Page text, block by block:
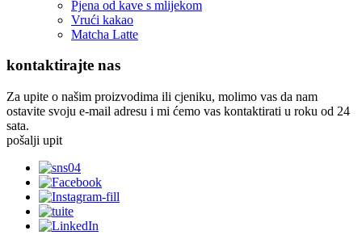
Pjena od kave s mlijekom
Vrući kakao
Matcha Latte
kontaktirajte nas
Za upite o našim proizvodima ili cjeniku, molimo vas da nam
ostavite svoju e-mail adresu i mi ćemo vas kontaktirati u roku od 24
sata.
pošalji upit